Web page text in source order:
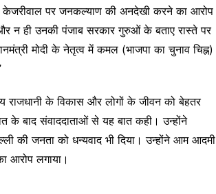
केजरीवाल पर जनकल्याण की अनदेखी करने का आरोप
न ही उनकी पंजाब सरकार गुरुओं के बताए रास्ते पर
मोदी के नेतृत्व में कमल (भाजपा का चुनाव चिह्न)
राजधानी के विकास और लोगों के जीवन को बेहतर
के बाद संवाददाताओं से यह बात कही। उन्होंने
की जनता को धन्यवाद भी दिया। उन्होंने आम आदमी
आरोप लगाया।